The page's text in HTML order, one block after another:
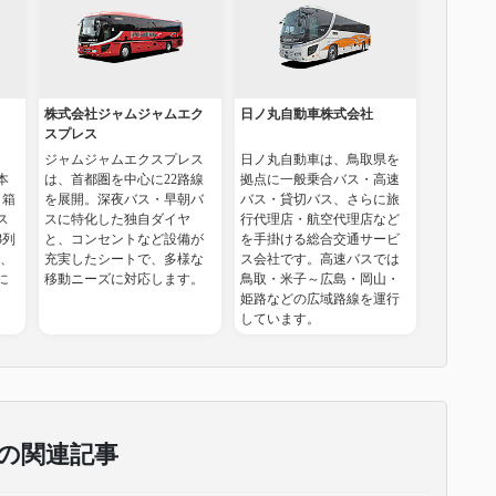
株式会社ジャムジャムエク
スプレス
ジャムジャムエクスプレス
は、首都圏を中心に22路線
を展開。深夜バス・早朝バ
スに特化した独自ダイヤ
と、コンセントなど設備が
充実したシートで、多様な
移動ニーズに対応します。
日ノ丸自動車株式会社
日ノ丸自動車は、鳥取県を
拠点に一般乗合バス・高速
バス・貸切バス、さらに旅
行代理店・航空代理店など
を手掛ける総合交通サービ
ス会社です。高速バスでは
鳥取・米子～広島・岡山・
姫路などの広域路線を運行
しています。
関連記事